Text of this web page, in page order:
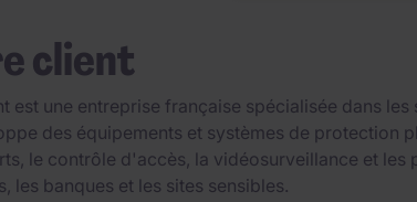
client
est une entreprise française spécialisée dans
des équipements et systèmes de protection
le contrôle d'accès, la vidéosurveillance et les
les banques et les sites sensibles.